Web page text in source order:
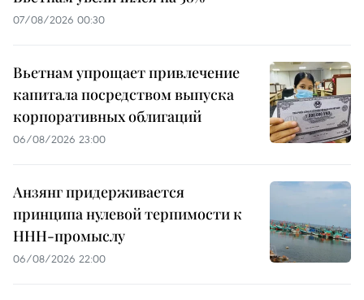
07/08/2026 00:30
Вьетнам упрощает привлечение
капитала посредством выпуска
корпоративных облигаций
06/08/2026 23:00
Анзянг придерживается
принципа нулевой терпимости к
ННН-промыслу
06/08/2026 22:00